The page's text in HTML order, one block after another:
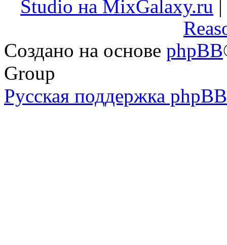
Studio на MixGalaxy.ru
Создано на основе phpBB
Group
Русская поддержка phpBB